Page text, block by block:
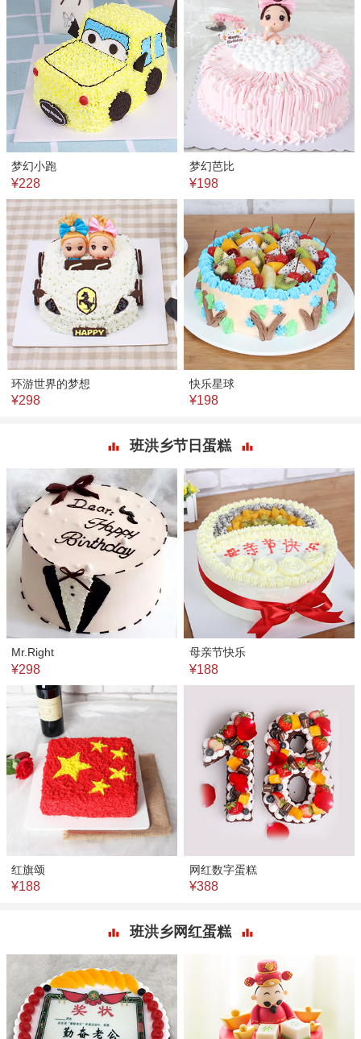
梦幻小跑
¥228
梦幻芭比
¥198
环游世界的梦想
¥298
快乐星球
¥198
班洪乡节日蛋糕
Mr.Right
¥298
母亲节快乐
¥188
红旗颂
¥188
网红数字蛋糕
¥388
班洪乡网红蛋糕